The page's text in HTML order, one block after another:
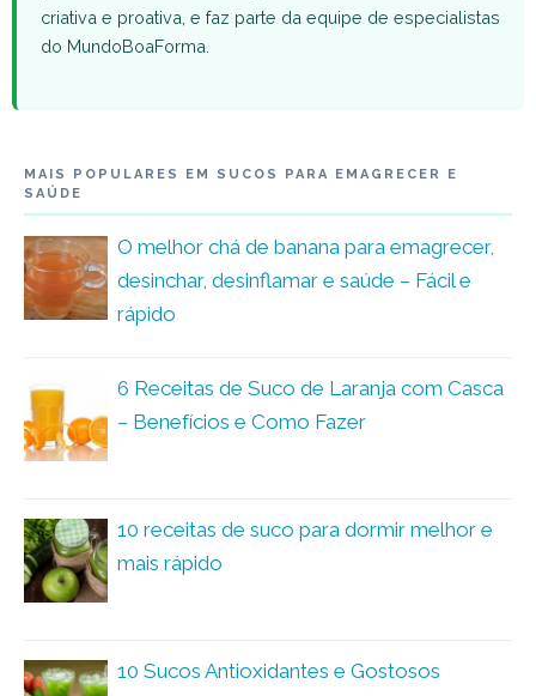
criativa e proativa, e faz parte da equipe de especialistas
do MundoBoaForma.
MAIS POPULARES EM SUCOS PARA EMAGRECER E
SAÚDE
O melhor chá de banana para emagrecer,
desinchar, desinflamar e saúde – Fácil e
rápido
6 Receitas de Suco de Laranja com Casca
– Benefícios e Como Fazer
10 receitas de suco para dormir melhor e
mais rápido
10 Sucos Antioxidantes e Gostosos